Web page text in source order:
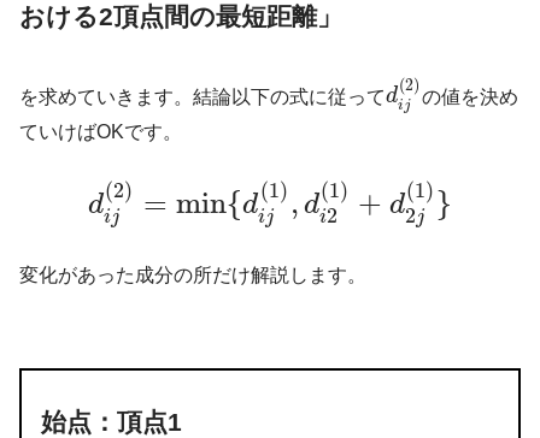
おける2頂点間の最短距離」
を求めていきます。結論以下の式に従ってd
(2)
ij
の値を決め
ていけばOKです。
d
(2)
ij = min{d
(1)
ij , d
(1)
i2 + d
(1)
2j }
変化があった成分の所だけ解説します。
始点：頂点1